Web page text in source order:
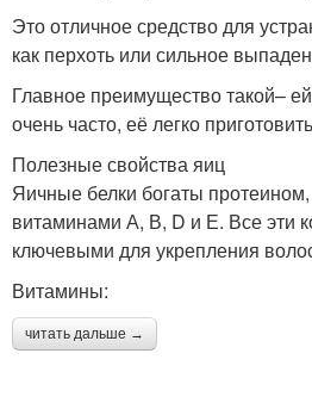
Это отличное средство для
как перхоть или сильное
Главное преимущество такой–
очень часто, её легко
Полезные свойства яиц
Яичные белки богаты
витаминами А, В, D и Е. Все эти
ключевыми для укрепления
Витамины:
читать дальше →